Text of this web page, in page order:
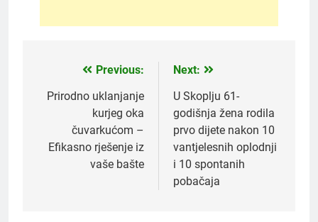
navigation
Previous:
Prirodno uklanjanje
kurjeg oka
čuvarkućom –
Efikasno rješenje iz
vaše bašte
Next:
U Skoplju 61-
godišnja žena rodila
prvo dijete nakon 10
vantjelesnih oplodnji
i 10 spontanih
pobačaja